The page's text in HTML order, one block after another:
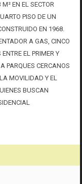
EN EL SECTOR
PISO DE UN
EN 1968.
A GAS, CINCO
EL PRIMER Y
PARQUES CERCANOS
MOVILIDAD Y EL
BUSCAN